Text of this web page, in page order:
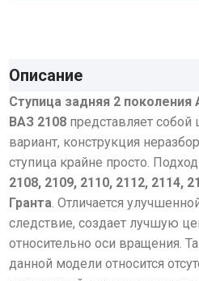
Описание
Ступица задняя 2
ВАЗ 2108 представляет
вариант, конструкция
ступица крайне просто.
2108, 2109, 2110, 2112, 2114,
Гранта. Отличается
следствие, создает лучшую
относительно оси вращения.
данной модели относится